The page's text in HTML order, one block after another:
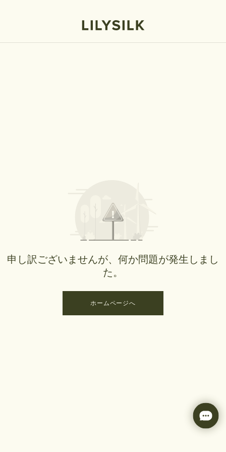
申し訳ございませんが、何か問題が発生しまし
た。
ホームページへ